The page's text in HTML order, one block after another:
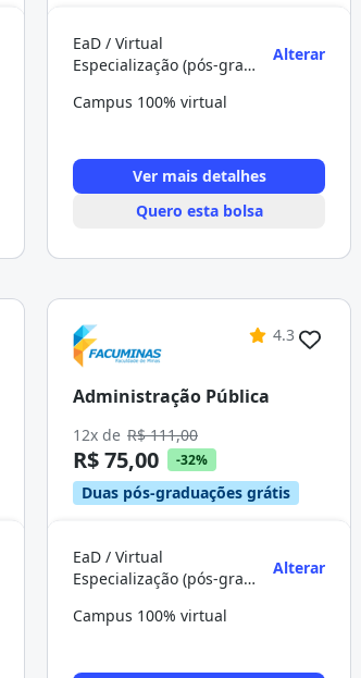
EaD / Virtual
Especialização (pós-graduação)
Alterar
Campus 100% virtual
Ver mais detalhes
Quero esta bolsa
4.3
Administração Pública
12x de R$ 111,00
R$ 75,00 -32%
Duas pós-graduações grátis
EaD / Virtual
Especialização (pós-graduação)
Alterar
Campus 100% virtual